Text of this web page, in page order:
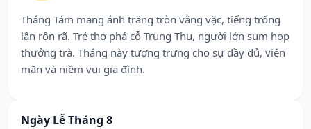
Tháng Tám mang ánh trăng tròn vằng vặc, tiếng trống
lân rộn rã. Trẻ thơ phá cỗ Trung Thu, người lớn sum họp
thưởng trà. Tháng này tượng trưng cho sự đầy đủ, viên
mãn và niềm vui gia đình.
Ngày Lễ Tháng 8